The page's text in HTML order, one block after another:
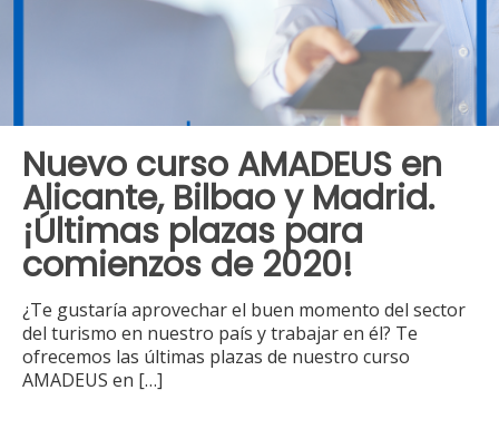
Nuevo curso AMADEUS en
Alicante, Bilbao y Madrid.
¡Últimas plazas para
comienzos de 2020!
¿Te gustaría aprovechar el buen momento del sector
del turismo en nuestro país y trabajar en él? Te
ofrecemos las últimas plazas de nuestro curso
AMADEUS en […]